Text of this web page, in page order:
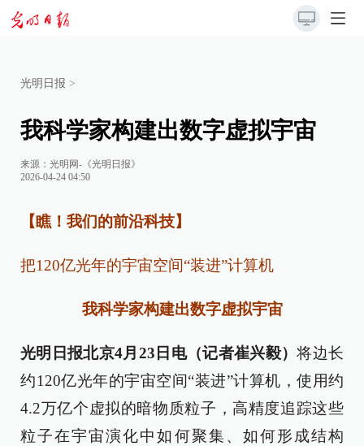
光明日报 >
我科学家构建出数字虚拟宇宙
来源： 光明网-《光明日报》
2026-04-24 04:50
【瞧！我们的前沿科技】
把120亿光年的宇宙空间“装进”计算机
我科学家构建出数字虚拟宇宙
光明日报北京4月23日电（记者崔兴毅）将边长
约120亿光年的宇宙空间“装进”计算机，使用约
4.2万亿个虚拟的暗物质粒子，高精度追踪这些
粒子在宇宙演化中如何聚集、如何形成结构